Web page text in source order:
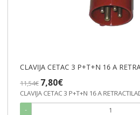
CLAVIJA CETAC 3 P+T+N 16 A
11,54€ 7,80€
CLAVIJA CETAC 3 P+T+N 16 A
-